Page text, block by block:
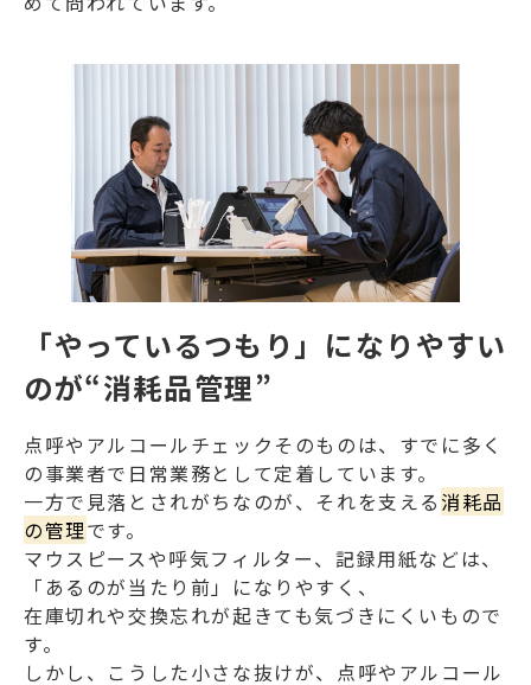
「やっているつもり」になりやすい
のが“消耗品管理”
点呼やアルコールチェックそのものは、すでに多く
の事業者で日常業務として定着しています。
一方で見落とされがちなのが、それを支える 消耗品
の管理です。
マウスピースや呼気フィルター、記録用紙などは、
「あるのが当たり前」になりやすく、
在庫切れや交換忘れが起きても気づきにくいもので
す。
しかし、こうした小さな抜けが、点呼やアルコール